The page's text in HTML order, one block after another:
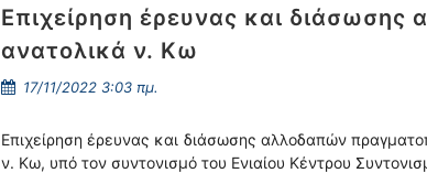
Επιχείρηση έρευνας και
ανατολικά ν. Κω
17/11/2022 3:03 πμ.
Επιχείρηση έρευνας και διάσωσης αλλοδαπών
ν. Κω, υπό τον συντονισμό του Ενιαίου Κέντρου